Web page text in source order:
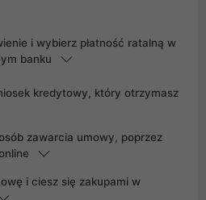
i wybierz płatność ratalną w
banku
kredytowy, który otrzymasz
zawarcia umowy, poprzez
i ciesz się zakupami w